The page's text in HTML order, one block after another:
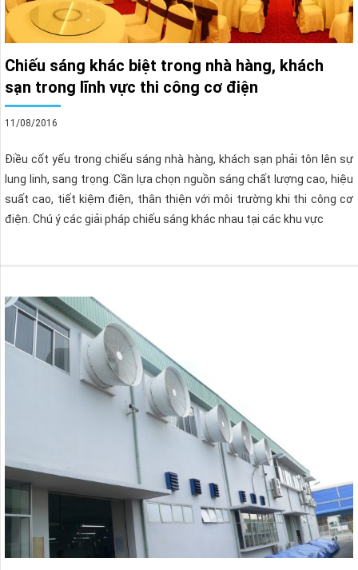
Chiếu sáng khác biệt trong nhà hàng, khách
sạn trong lĩnh vực thi công cơ điện
11/08/2016
Điều cốt yếu trong chiếu sáng nhà hàng, khách sạn phải tôn lên sự
lung linh, sang trọng. Cần lựa chọn nguồn sáng chất lượng cao, hiệu
suất cao, tiết kiệm điện, thân thiện với môi trường khi thi công cơ
điện. Chú ý các giải pháp chiếu sáng khác nhau tại các khu vực